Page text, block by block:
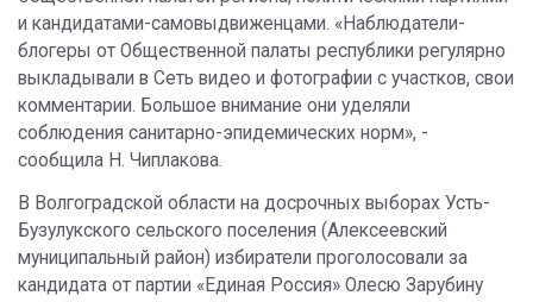
и кандидатами-самовыдвиженцами. «Наблюдатели-
блогеры от Общественной палаты республики регулярно
выкладывали в Сеть видео и фотографии с участков, свои
комментарии. Большое внимание они уделяли
соблюдения санитарно-эпидемических норм», -
сообщила Н. Чиплакова.
В Волгоградской области на досрочных выборах Усть-
Бузулукского сельского поселения (Алексеевский
муниципальный район) избиратели проголосовали за
кандидата от партии «Единая Россия» Олесю Зарубину